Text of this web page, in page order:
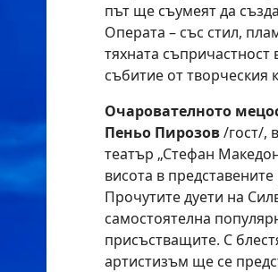
път ще съумеят да
Операта – със стил,
тяхната
събитие от творческия
Очарователното
Пеньо Пирозов/гост/,
театър „Стефан
висота в
Прочутите дуети на
самостоятелна
присъстващите. С
артистизъм ще се